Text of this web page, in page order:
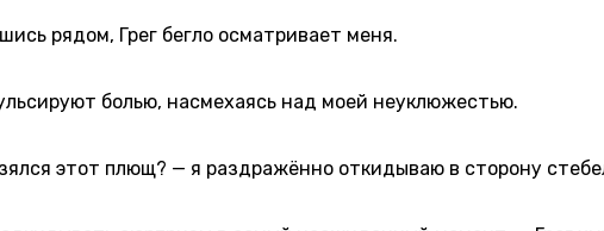
рядом, Грег бегло осматривает меня.
болью, насмехаясь над моей неуклюжестью.
этот плющ? — я раздражённо откидываю в сторону